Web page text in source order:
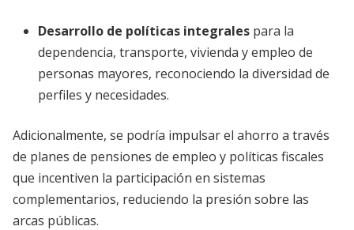
Desarrollo de políticas integrales para la
dependencia, transporte, vivienda y empleo de
personas mayores, reconociendo la diversidad de
perfiles y necesidades.
Adicionalmente, se podría impulsar el ahorro a través
de planes de pensiones de empleo y políticas fiscales
que incentiven la participación en sistemas
complementarios, reduciendo la presión sobre las
arcas públicas.